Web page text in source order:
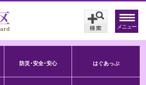
メニュー
防災･安全･安心 はぐあっぷ